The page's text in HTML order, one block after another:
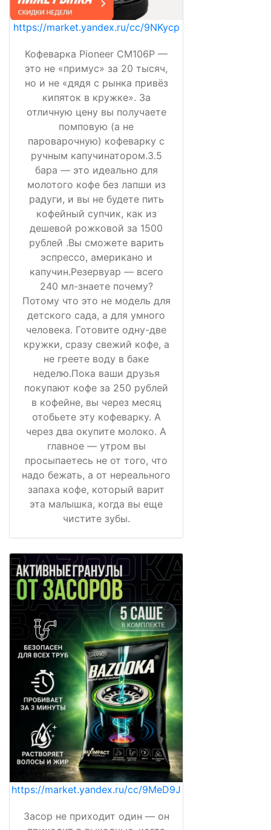
https://market.yandex.ru/cc/9NKycp
Кофеварка Pioneer CM106P —
это не «примус» за 20 тысяч,
но и не «дядя с рынка привёз
кипяток в кружке». За
отличную цену вы получаете
помповую (а не
пароварочную) кофеварку с
ручным капучинатором.3.5
бара — это идеально для
молотого кофе без лапши из
радуги, и вы не будете пить
кофейный супчик, как из
дешевой рожковой за 1500
рублей .Вы сможете варить
эспрессо, американо и
капучин.Резервуар — всего
240 мл-знаете почему?
Потому что это не модель для
детского сада, а для умного
человека. Готовите одну-две
кружки, сразу свежий кофе, а
не греете воду в баке
неделю.Пока ваши друзья
покупают кофе за 250 рублей
в кофейне, вы через месяц
отобьете эту кофеварку. А
через два окупите молоко. А
главное — утром вы
просыпаетесь не от того, что
надо бежать, а от нереального
запаха кофе, который варит
эта малышка, когда вы еще
чистите зубы.
https://market.yandex.ru/cc/9MeD9J
Засор не приходит один — он